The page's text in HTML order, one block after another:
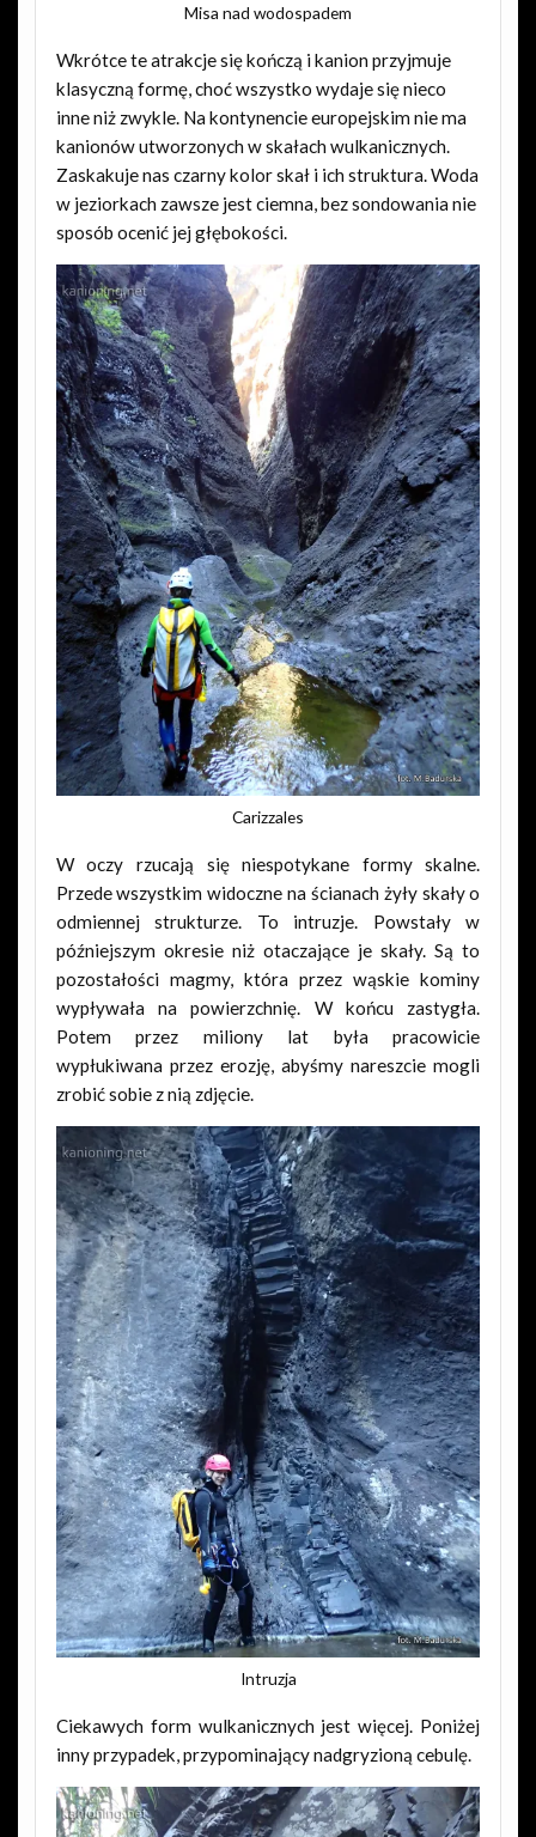
Misa nad wodospadem
Wkrótce te atrakcje się kończą i kanion przyjmuje
klasyczną formę, choć wszystko wydaje się nieco
inne niż zwykle. Na kontynencie europejskim nie ma
kanionów utworzonych w skałach wulkanicznych.
Zaskakuje nas czarny kolor skał i ich struktura. Woda
w jeziorkach zawsze jest ciemna, bez sondowania nie
sposób ocenić jej głębokości.
Carizzales
W oczy rzucają się niespotykane formy skalne.
Przede wszystkim widoczne na ścianach żyły skały o
odmiennej strukturze. To intruzje. Powstały w
późniejszym okresie niż otaczające je skały. Są to
pozostałości magmy, która przez wąskie kominy
wypływała na powierzchnię. W końcu zastygła.
Potem przez miliony lat była pracowicie
wypłukiwana przez erozję, abyśmy nareszcie mogli
zrobić sobie z nią zdjęcie.
Intruzja
Ciekawych form wulkanicznych jest więcej. Poniżej
inny przypadek, przypominający nadgryzioną cebulę.